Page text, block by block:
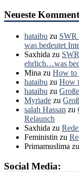
Neueste
hataibu zu SWR
was bedeutet
Saxhida zu
ehrlich…was
Mina zu How to
hataibu zu How
hataibu zu
Myriade zu
salah Hassan zu
Relaunch
Saxhida zu
Feministin zu
Primamuslima zu
Social Media: